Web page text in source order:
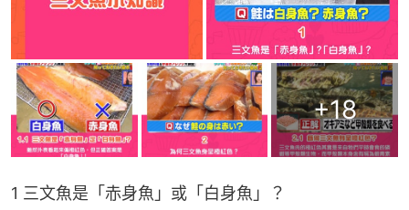
+18
1 三文魚是「赤身魚」或「白身魚」？